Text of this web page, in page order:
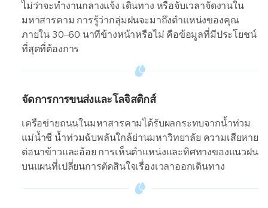
ไม่ว่าจะทำงานกลางแจ้ง เดินทาง หรือจับเวลาจัดงานใน
มหาสารคาม การรู้ว่ากลุ่มฝนจะมาถึงตำแหน่งของคุณ
ภายใน 30–60 นาทีข้างหน้าหรือไม่ คือข้อมูลที่มีประโยชน์
ที่สุดที่ต้องการ
จัดการการขนส่งและโลจิสติกส์
เครือข่ายถนนในมหาสารคามได้รับผลกระทบจากน้ำท่วม
แม่น้ำชี น้ำท่วมฉับพลันใกล้ย่านมหาวิทยาลัย ความเสียหาย
ต่อนาข้าวและอ้อย การเห็นตำแหน่งและทิศทางของแนวฝน
บนแผนที่เปลี่ยนการตัดสินใจเรื่องเวลาออกเดินทาง